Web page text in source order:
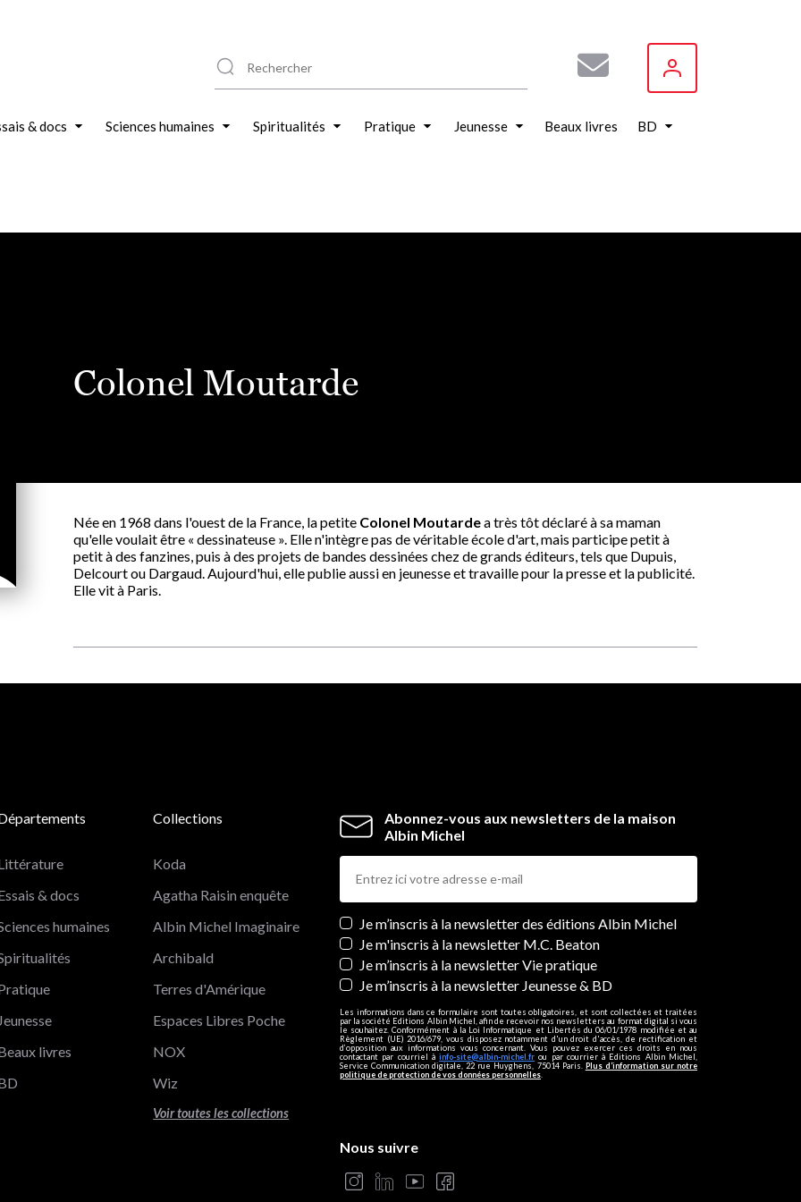
& docs Sciences humaines Spiritualités Pratique Jeunesse Beaux livres BD
Colonel Moutarde
Née en 1968 dans l'ouest de la France, la petite Colonel Moutardea très tôt déclaré à sa maman
qu'elle voulait être « dessinateuse ». Elle n'intègre pas de véritable école d'art, mais participe petit à
petit à des fanzines, puis à des projets de bandes dessinées chez de grands éditeurs, tels que Dupuis,
Delcourt ou Dargaud. Aujourd'hui, elle publie aussi en jeunesse et travaille pour la presse et la publicité.
Elle vit à Paris.
Abonnez-vous aux newsletters de la maison
Albin Michel
Newsletters
Je m’inscris à la newsletter des éditions Albin Michel
Je m'inscris à la newsletter M.C. Beaton
Je m’inscris à la newsletter Vie pratique
Je m’inscris à la newsletter Jeunesse & BD
Les informations dans ce formulaire sont toutes obligatoires, et sont collectées et traitées
par la société Editions Albin Michel, afin de recevoir nos newsletters au format digital si vous
le souhaitez. Conformément à la Loi Informatique et Libertés du 06/01/1978 modifiée et au
Règlement (UE) 2016/679, vous disposez notamment d'un droit d'accès, de rectification et
d’opposition aux informations vous concernant. Vous pouvez exercer ces droits en nous
contactant par courriel àinfo-site@albin-michel.fr ou par courrier à Editions Albin Michel,
Service Communication digitale, 22 rue Huyghens, 75014 Paris. Plus d’information sur notre
politique de protection de vos données personnelles
& docs
humaines
Jeunesse
livres
Collections
Koda
Agatha Raisin enquête
Albin Michel Imaginaire
Archibald
Terres d'Amérique
Espaces Libres Poche
NOX
Wiz
Voir toutes les collections
Nous suivre